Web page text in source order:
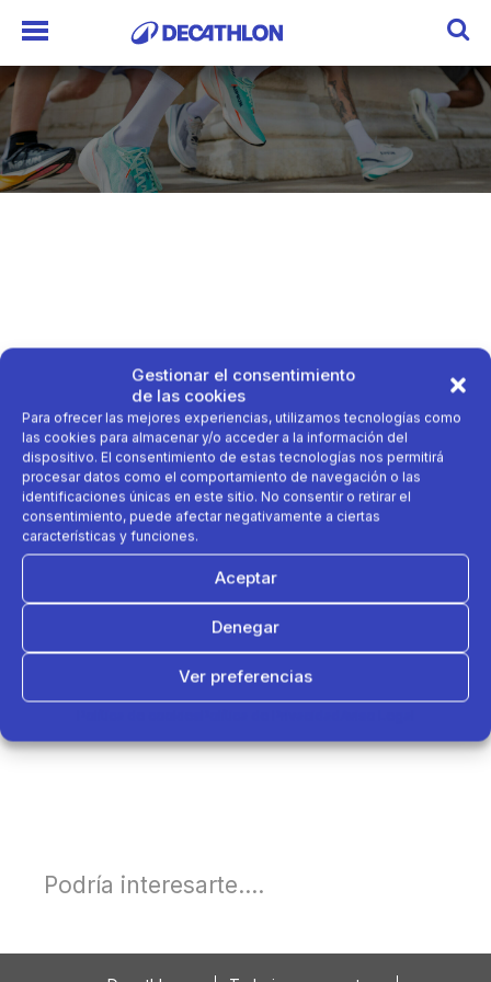
Gestionar el consentimiento
de las cookies
Para ofrecer las mejores experiencias, utilizamos tecnologías como
las cookies para almacenar y/o acceder a la información del
dispositivo. El consentimiento de estas tecnologías nos permitirá
procesar datos como el comportamiento de navegación o las
identificaciones únicas en este sitio. No consentir o retirar el
consentimiento, puede afectar negativamente a ciertas
características y funciones.
Aceptar
Denegar
Ver preferencias
Podría interesarte....